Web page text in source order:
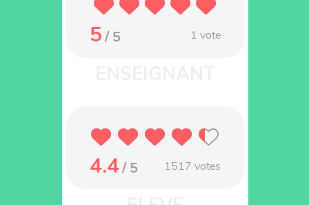
5/ 5 1 vote
4.4/ 5 1517 votes